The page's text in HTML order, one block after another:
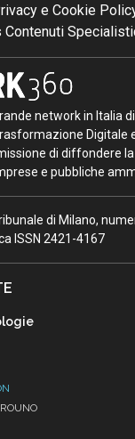
e Cookie
Contenuti
network in Italia
Digitale
di diffondere
e pubbliche
di Milano,
ISSN 2421-4167